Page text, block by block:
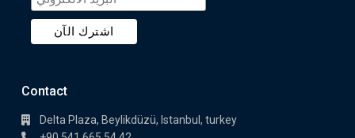
Contact
Delta Plaza, Beylikdüzü, Istanbul, turkey